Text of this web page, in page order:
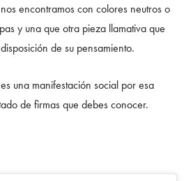
encontramos con colores neutros o
y una que otra pieza llamativa que
de su pensamiento.
una manifestación social por esa
de firmas que debes conocer.